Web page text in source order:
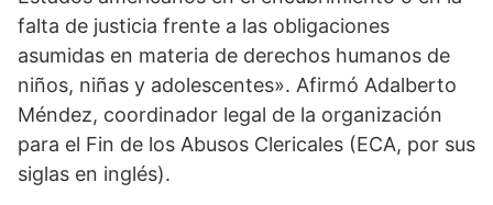
falta de justicia frente a las obligaciones
asumidas en materia de derechos humanos de
niños, niñas y adolescentes». Afirmó Adalberto
Méndez, coordinador legal de la organización
para el Fin de los Abusos Clericales (ECA, por sus
siglas en inglés).